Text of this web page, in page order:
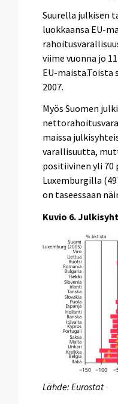
Suurella julkisen
luokkaansa EU-
viime vuonna jo
EU-maista.Toista
2007.
Myös Suomen
maissa
varallisuutta,
positiivinen yli 70
Luxemburgilla
on taseessaan
Kuvio 6.
Lähde: Eurostat